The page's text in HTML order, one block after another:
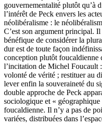
gouvernementalité plutôt qu’à
l’intérêt de Peck envers les
néolibéralisme : le
C’est son argument principal.
bénéfique de considérer la
dur est de toute façon
conception plutôt foucaldienne
l’incitation de Michel Foucault
volonté de vérité ; restituer au
lever enfin la souveraineté du
double approche de Peck
sociologique et «
foucaldienne. Il n’y a pas de
variées, distribuées dans